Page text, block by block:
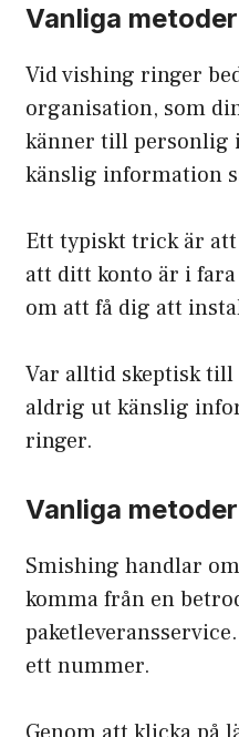
Vanliga
Vid vishing ringer
organisation, som
känner till personlig
känslig information
Ett typiskt trick är att
att ditt konto är i
om att få dig att
Var alltid skeptisk
aldrig ut känslig
ringer.
Vanliga
Smishing handlar
komma från en
ett nummer.